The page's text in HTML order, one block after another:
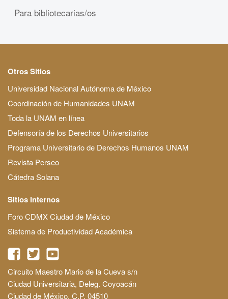
Para bibliotecarias/os
Otros Sitios
Universidad Nacional Autónoma de México
Coordinación de Humanidades UNAM
Toda la UNAM en línea
Defensoría de los Derechos Universitarios
Programa Universitario de Derechos Humanos UNAM
Revista Perseo
Cátedra Solana
Sitios Internos
Foro CDMX Ciudad de México
Sistema de Productividad Académica
Circuito Maestro Mario de la Cueva s/n
Ciudad Universitaria, Deleg. Coyoacán
Ciudad de México, C.P. 04510